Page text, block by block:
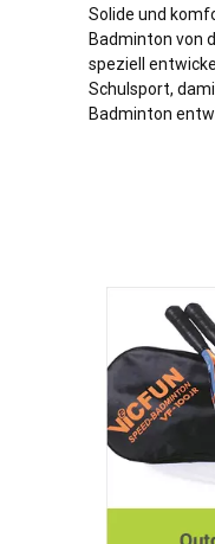
Solide und
Badminton von
speziell
Schulsport,
Badminton